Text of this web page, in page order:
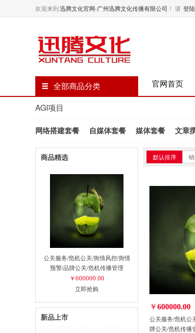
欢迎来到迅腾文化官网-广州迅腾文化传播有限公司 ！ 请 登陆
全部商品分类 官网首页
AGI项目
网络搭建套餐 自媒体套餐 媒体套餐 文章
默认排序
￥600000.00
公关服务/危机公
牌公关/危机传播
商品精选
公关服务/危机公关/舆情风控/舆情
预警/品牌公关/危机传播管理
￥ 600000.00
立即抢购
新品上市